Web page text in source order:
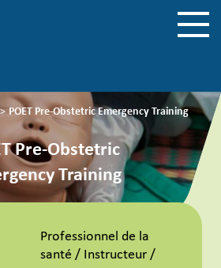
> POET Pre-Obstetric Emergency Training
Pre-Obstetric
Training
Professionnel de la
santé / Instructeur /